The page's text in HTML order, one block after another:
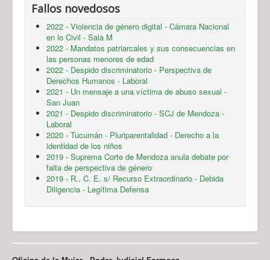
Fallos novedosos
2022 - Violencia de género digital - Cámara Nacional
en lo Civil - Sala M
2022 - Mandatos patriarcales y sus consecuencias en
las personas menores de edad
2022 - Despido discriminatorio - Perspectiva de
Derechos Humanos - Laboral
2021 - Un mensaje a una víctima de abuso sexual -
San Juan
2021 - Despido discriminatorio - SCJ de Mendoza -
Laboral
2020 - Tucumán - Pluriparentalidad - Derecho a la
identidad de los niños
2019 - Suprema Corte de Mendoza anula debate por
falta de perspectiva de género
2019 - R., C. E. s/ Recurso Extraordinario - Debida
Diligencia - Legítima Defensa